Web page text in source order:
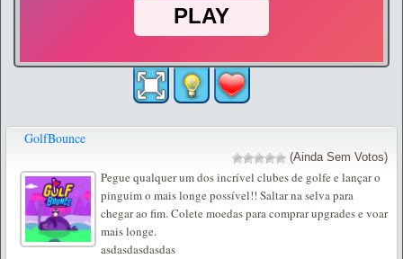
GolfBounce
(Ainda Sem Votos)
Pegue qualquer um dos incrível clubes de golfe e lançar o
pinguim o mais longe possível!! Saltar na selva para
chegar ao fim. Colete moedas para comprar upgrades e voar
mais longe.
asdasdasdasdas